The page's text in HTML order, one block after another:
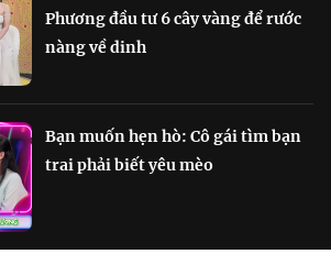
Phương đầu tư 6 cây vàng để rước
nàng về dinh
Bạn muốn hẹn hò: Cô gái tìm bạn
trai phải biết yêu mèo